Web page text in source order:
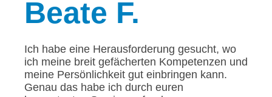
Beate F.
Ich habe eine Herausforderung gesucht, wo
ich meine breit gefächerten Kompetenzen und
meine Persönlichkeit gut einbringen kann.
Genau das habe ich durch euren